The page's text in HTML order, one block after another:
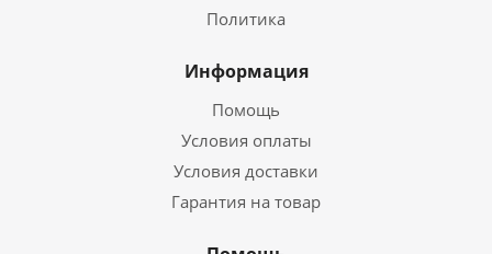
Политика
Информация
Помощь
Условия оплаты
Условия доставки
Гарантия на товар